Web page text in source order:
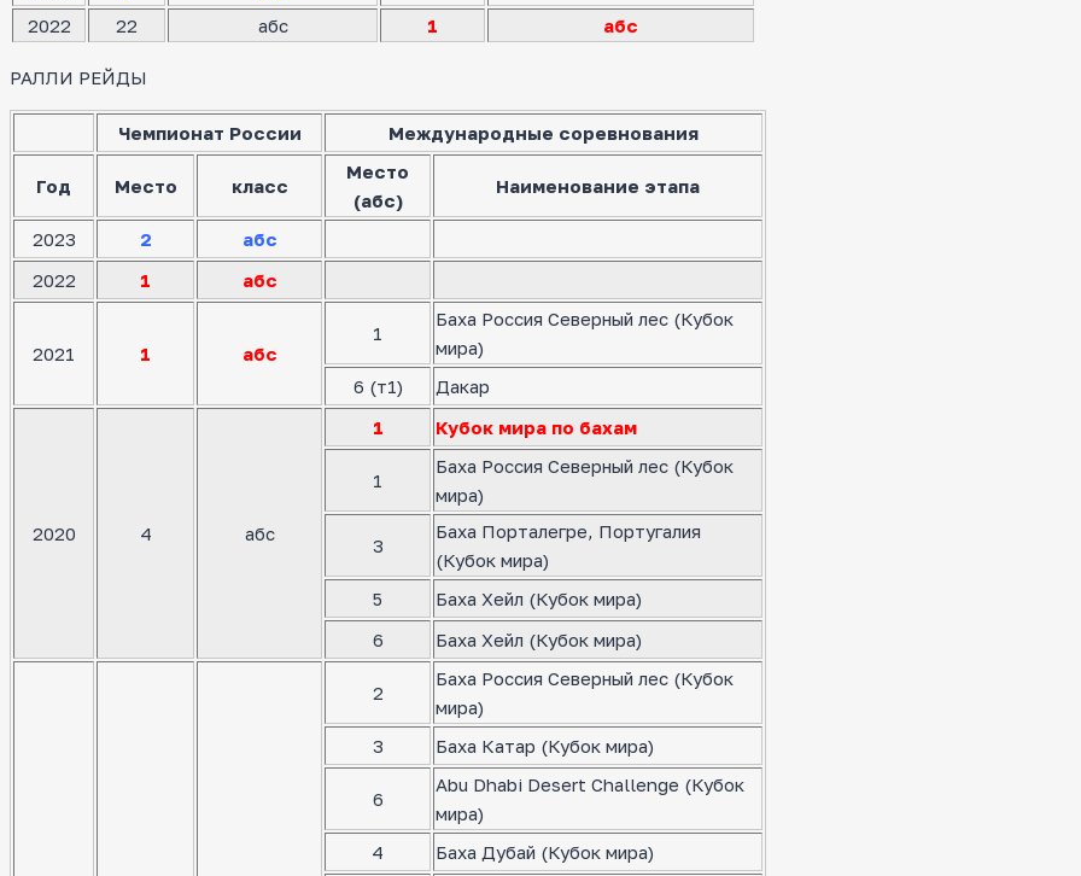
2022
22 абс 1 абс
РАЛЛИ РЕЙДЫ
Чемпионат России Международные соревнования
Год Место класс
Место
(абс)
Наименование этапа
2023 2
абс
2022
1 абс
2021 1 абс
1
Баха Россия Северный лес (Кубок
мира)
6 (т1)
Дакар
2020 4 абс
1 Кубок мира по бахам
1
Баха Россия Северный лес (Кубок
мира)
3
Баха Порталегре, Португалия
(Кубок мира)
5
Баха Хейл (Кубок мира)
6
Баха Хейл (Кубок мира)
2
Баха Россия Северный лес (Кубок
мира)
3
Баха Катар (Кубок мира)
6
Abu Dhabi Desert Challenge (Кубок
мира)
4
Баха Дубай (Кубок мира)